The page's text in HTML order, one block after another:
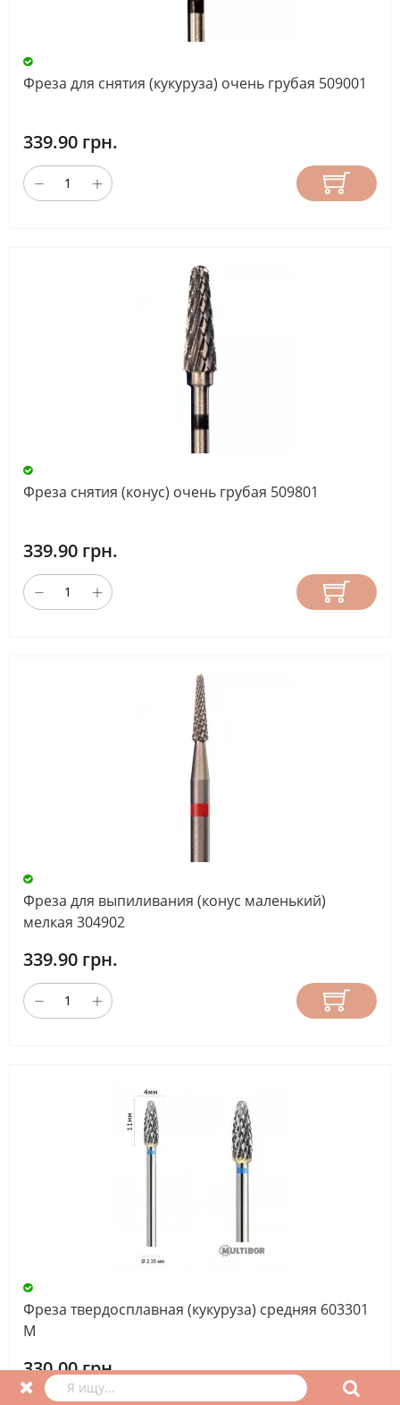
Фреза для снятия (кукуруза) очень грубая 509001
339.90 грн.
Фреза снятия (конус) очень грубая 509801
339.90 грн.
Фреза для выпиливания (конус маленький)
мелкая 304902
339.90 грн.
Фреза твердосплавная (кукуруза) средняя 603301
М
330.00 грн.